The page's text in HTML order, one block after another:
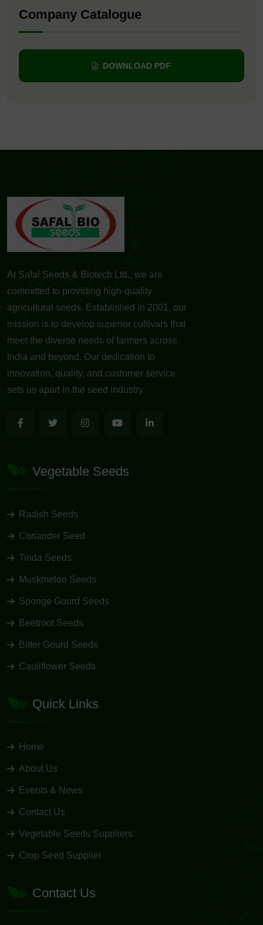
Company Catalogue
DOWNLOAD PDF
At Safal Seeds & Biotech Ltd., we are
committed to providing high-quality
agricultural seeds. Established in 2001, our
mission is to develop superior cultivars that
meet the diverse needs of farmers across
India and beyond. Our dedication to
innovation, quality, and customer service
sets us apart in the seed industry.
Vegetable Seeds
Radish Seeds
Coriander Seed
Tinda Seeds
Muskmelon Seeds
Sponge Gourd Seeds
Beetroot Seeds
Bitter Gourd Seeds
Cauliflower Seeds
Quick Links
Home
About Us
Events & News
Contact Us
Vegetable Seeds Suppliers
Crop Seed Supplier
Contact Us